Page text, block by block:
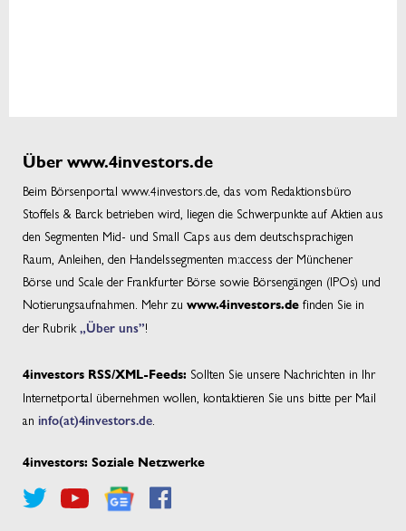
Über www.4investors.de
Beim Börsenportal www.4investors.de, das vom Redaktionsbüro
Stoffels & Barck betrieben wird, liegen die Schwerpunkte auf Aktien aus
den Segmenten Mid- und Small Caps aus dem deutschsprachigen
Raum, Anleihen, den Handelssegmenten m:access der Münchener
Börse und Scale der Frankfurter Börse sowie Börsengängen (IPOs) und
Notierungsaufnahmen. Mehr zu www.4investors.de finden Sie in
der Rubrik „Über uns”!
4investors RSS/XML-Feeds: Sollten Sie unsere Nachrichten in Ihr
Internetportal übernehmen wollen, kontaktieren Sie uns bitte per Mail
an info(at)4investors.de
4investors: Soziale Netzwerke